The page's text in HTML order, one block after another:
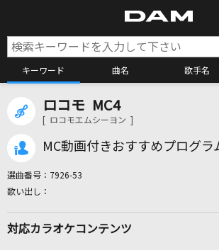
キーワード 曲名 歌手名
ロコモ MC4
[ ロコモエムシーヨン ]
MC動画付きおすすめプログラ
選曲番号： 7926-53
対応カラオケコンテンツ